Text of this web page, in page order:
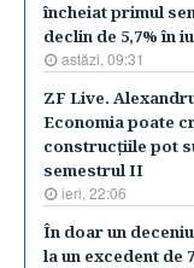
încheiat primul
declin de 5,7% în
astăzi, 09:31
ZF Live.
Economia poate
construcţiile pot
semestrul II
ieri, 22:06
În doar un
la un excedent de